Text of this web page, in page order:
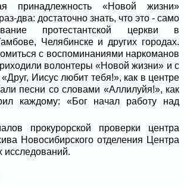
принадлежность «Новой жизни»
два: достаточно знать, что это - само
протестантской церкви в
Челябинске и других городах.
с воспоминаниями наркоманов
волонтеры «Новой жизни» и с
Иисус любит тебя!», как в центре
песни со словами «Аллилуйя!», как
каждому: «Бог начал работу над
прокурорской проверки центра
Новосибирского отделения Центра
исследований.